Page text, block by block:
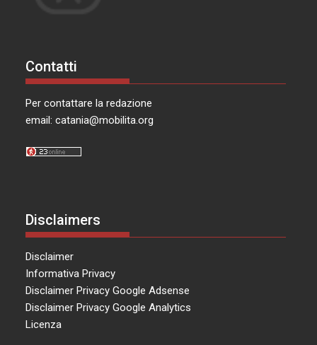
Contatti
Per contattare la redazione
email:catania@mobilita.org
Disclaimers
Disclaimer
Informativa Privacy
Disclaimer Privacy Google Adsense
Disclaimer Privacy Google Analytics
Licenza